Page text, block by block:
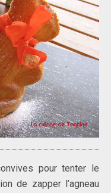
pour tenter le
de zapper l’agneau